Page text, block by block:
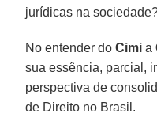
jurídicas na
No entender doCimi a
sua essência, parcial,
perspectiva de
de Direito no Brasil.